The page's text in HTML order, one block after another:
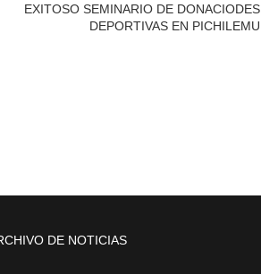
EXITOSO SEMINARIO DE DONACIODES
DEPORTIVAS EN PICHILEMU
DE NOTICIAS